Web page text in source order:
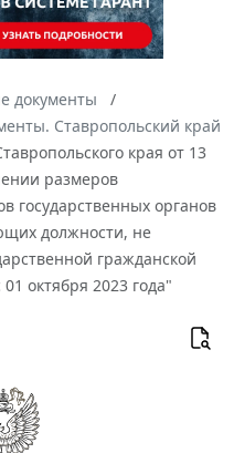
документы
Ставропольский край
края от 13
размеров
государственных органов
должности, не
гражданской
октября 2023 года"